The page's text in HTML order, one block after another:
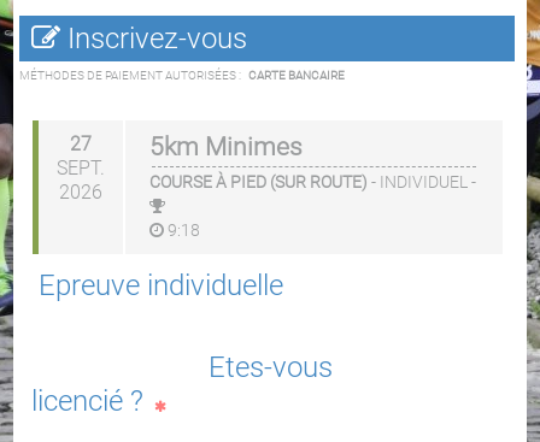
Inscrivez-vous
MÉTHODES DE PAIEMENT AUTORISÉES : CARTE BANCAIRE
27
SEPT.
2026
5km Minimes
COURSE À PIED (SUR ROUTE) - INDIVIDUEL -
9:18
Epreuve individuelle
Etes-vous
licencié ?